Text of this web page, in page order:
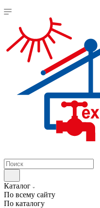
Каталог
По всему сайту
По каталогу